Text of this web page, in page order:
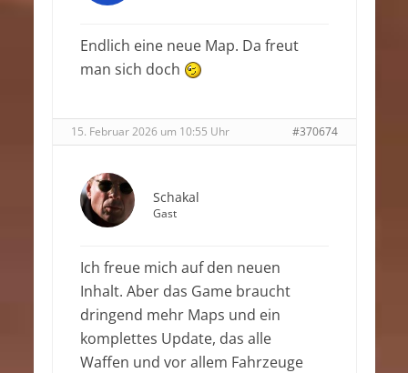
Endlich eine neue Map. Da freut
man sich doch
15. Februar 2026 um 10:55 Uhr #370674
Schakal
Gast
Ich freue mich auf den neuen
Inhalt. Aber das Game braucht
dringend mehr Maps und ein
komplettes Update, das alle
Waffen und vor allem Fahrzeuge